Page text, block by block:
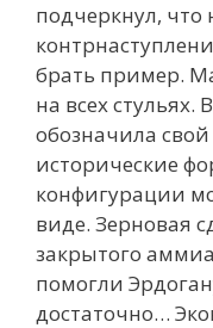
подчеркнул, что
брать пример.
на всех
обозначила
исторические
конфигурации
виде. Зерновая
закрытого
помогли
достаточно…